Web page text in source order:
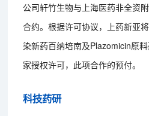
公司轩竹生物与上海医药非全资
合约。根据许可协议，上药新亚
染新药百纳培南及Plazomicin原
家授权许可，此项合作的预付。
科技药研